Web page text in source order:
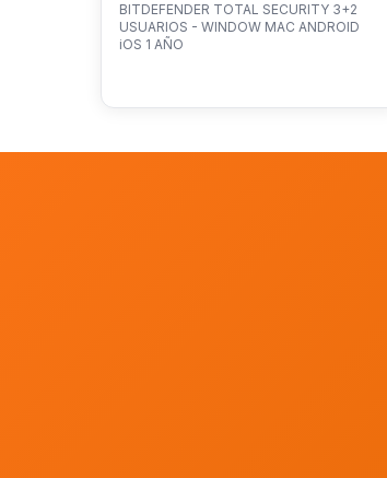
BITDEFENDER TOTAL SECURITY 3+2
USUARIOS - WINDOW MAC ANDROID
iOS 1 AÑO